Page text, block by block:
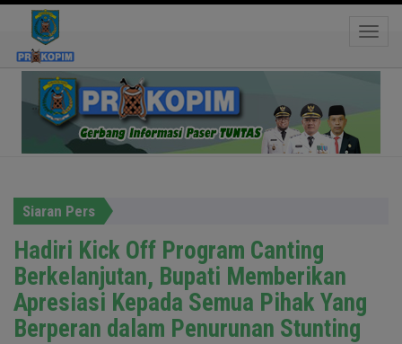
Hadiri Kick Off Program Canting Berkelanjutan,
Bupati Memberikan Apresiasi Kepada Semua
Pihak Yang Berperan dalam Penurunan Stunting
Siaran Pers
Hadiri Kick Off Program Canting
Berkelanjutan, Bupati Memberikan
Apresiasi Kepada Semua Pihak Yang
Berperan dalam Penurunan Stunting